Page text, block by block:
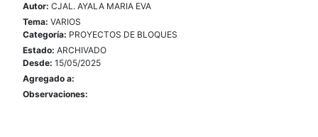
Autor: CJAL. AYALA MARIA EVA
Tema: VARIOS
Categoría: PROYECTOS DE BLOQUES
Estado: ARCHIVADO
Desde: 15/05/2025
Agregado a:
Observaciones: